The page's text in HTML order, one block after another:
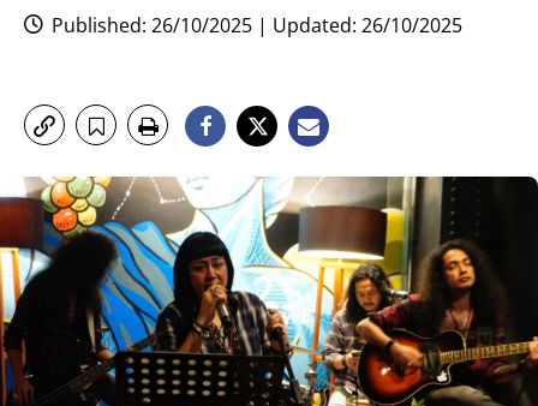
Published: 26/10/2025 | Updated: 26/10/2025